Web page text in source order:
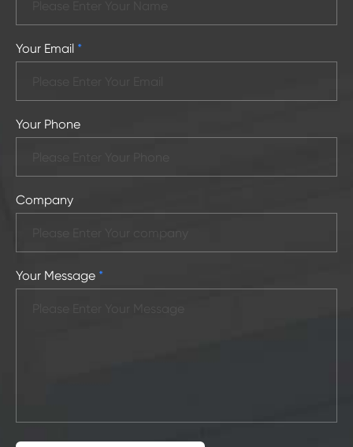
Your Email *
Your Phone
Company
Your Message *